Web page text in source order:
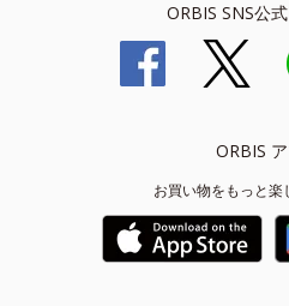
ORBIS SNS公
ORBIS
お買い物をもっと楽